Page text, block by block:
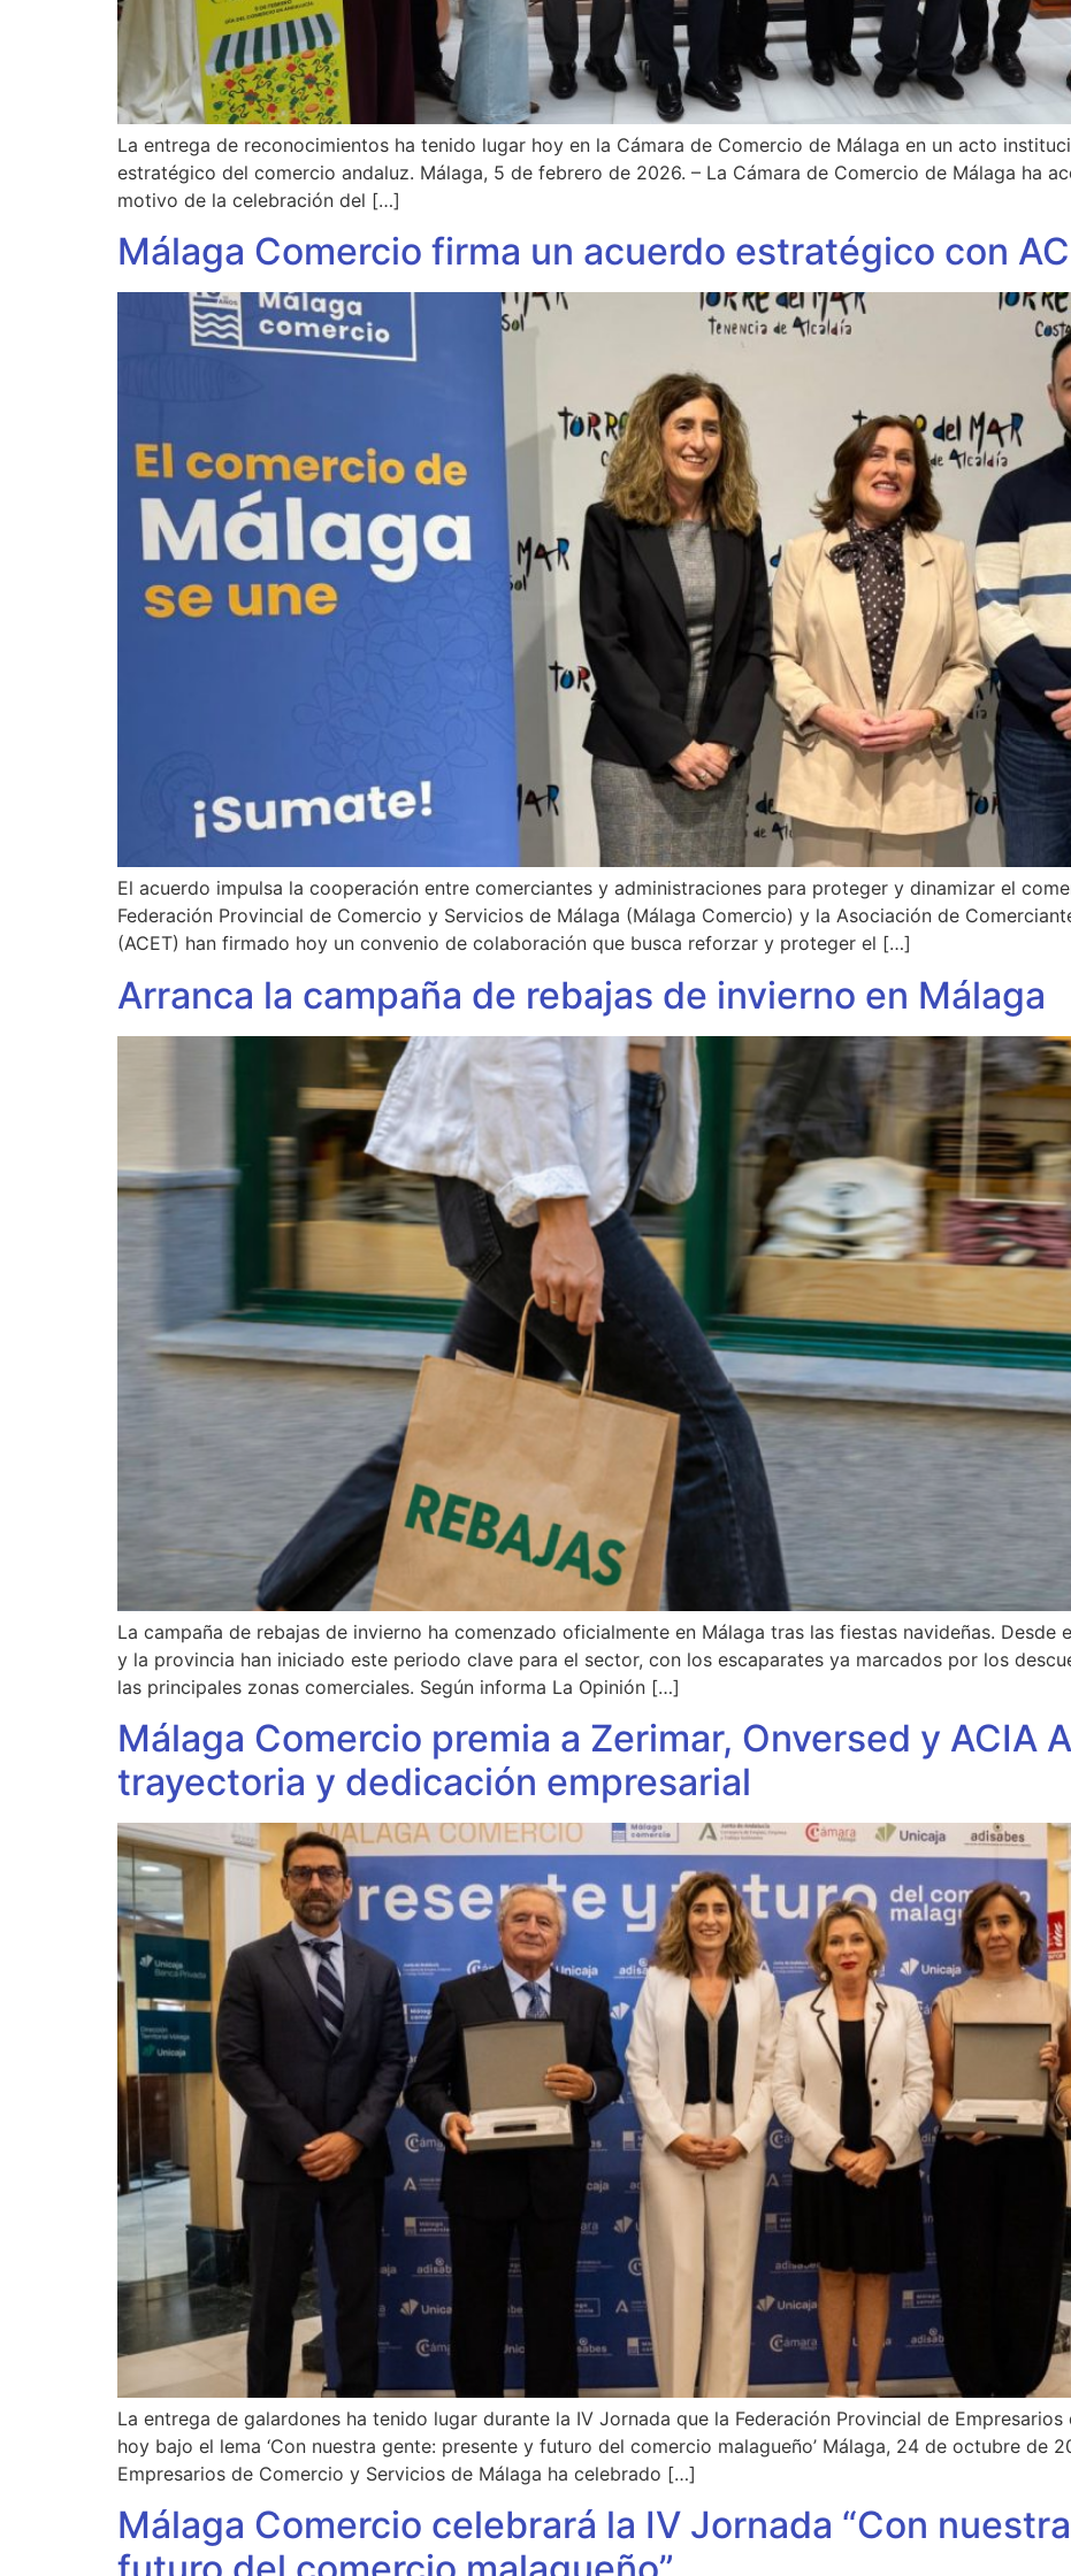
La entrega de reconocimientos ha tenido lugar hoy en la Cámara de Comercio de Málaga en un acto
estratégico del comercio andaluz. Málaga, 5 de febrero de 2026. – La Cámara de Comercio de Málaga ha
motivo de la celebración del […]
Málaga Comercio firma un acuerdo estratégico con
El acuerdo impulsa la cooperación entre comerciantes y administraciones para proteger y dinamizar el
Federación Provincial de Comercio y Servicios de Málaga (Málaga Comercio) y la Asociación de
(ACET) han firmado hoy un convenio de colaboración que busca reforzar y proteger el […]
Arranca la campaña de rebajas de invierno en Málaga
La campaña de rebajas de invierno ha comenzado oficialmente en Málaga tras las fiestas navideñas. Desde
y la provincia han iniciado este periodo clave para el sector, con los escaparates ya marcados por los
las principales zonas comerciales. Según informa La Opinión […]
Málaga Comercio premia a Zerimar, Onversed y ACIA
trayectoria y dedicación empresarial
La entrega de galardones ha tenido lugar durante la IV Jornada que la Federación Provincial de
hoy bajo el lema ‘Con nuestra gente: presente y futuro del comercio malagueño’ Málaga, 24 de octubre de
Empresarios de Comercio y Servicios de Málaga ha celebrado […]
Málaga Comercio celebrará la IV Jornada “Con